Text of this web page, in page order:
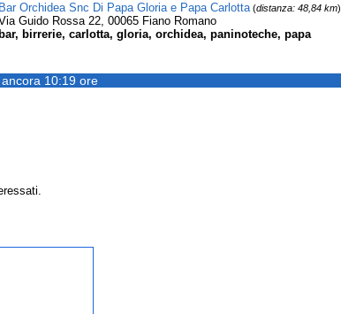
Bar Orchidea Snc Di Papa Gloria e Papa Carlotta(distanza: 48,84 km)
Guido Rossa 22, 00065 Fiano Romano
bar, birrerie, carlotta, gloria, orchidea, paninoteche, papa
10:19 ore